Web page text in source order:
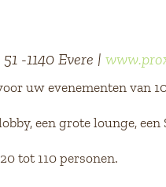
-1140 Evere |
uw evenementen van
een grote lounge,
tot 110 personen.